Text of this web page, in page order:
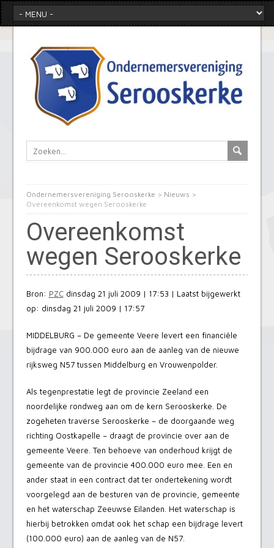
Ondernemersvereniging Serooskerke > Nieuws >
Overeenkomst wegen Serooskerke
Overeenkomst
wegen Serooskerke
Bron: PZCdinsdag 21 juli 2009 | 17:53 | Laatst bijgewerkt
op: dinsdag 21 juli 2009 | 17:57
MIDDELBURG – De gemeente Veere levert een financiële
bijdrage van 900.000 euro aan de aanleg van de nieuwe
rijksweg N57 tussen Middelburg en Vrouwenpolder.
Als tegenprestatie legt de provincie Zeeland een
noordelijke rondweg aan om de kern Serooskerke. De
zogeheten traverse Serooskerke – de doorgaande weg
richting Oostkapelle – draagt de provincie over aan de
gemeente Veere. Ten behoeve van onderhoud krijgt de
gemeente van de provincie 400.000 euro mee. Een en
ander staat in een contract dat ter ondertekening wordt
voorgelegd aan de besturen van de provincie, gemeente
en het waterschap Zeeuwse Eilanden. Het waterschap is
hierbij betrokken omdat ook het schap een bijdrage levert
(100.000 euro) aan de aanleg van de N57.